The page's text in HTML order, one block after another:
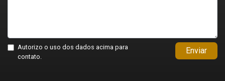
Autorizo o uso dos dados acima para
contato.
Enviar